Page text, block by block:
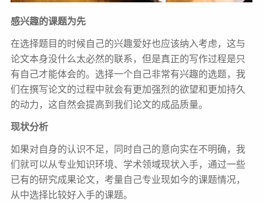
感兴趣的课题为先
在选择题目的时候自己的兴趣爱好也应该纳入考虑，这与
论文本身没什么太必然的联系，但是真正的写作过程是只
有自己才能体会的。选择一个自己非常有兴趣的选题，我
们在撰写论文的过程中就会有更加强烈的欲望和更加持久
的动力，这自然会提高到我们论文的成品质量。
现状分析
如果对自身的认识不足，同时自己的意向实在不明确，我
们就可以从专业知识环境、学术领域现状入手，通过一些
已有的研究成果论文，考量自己专业现如今的课题情况，
从中选择比较好入手的课题。